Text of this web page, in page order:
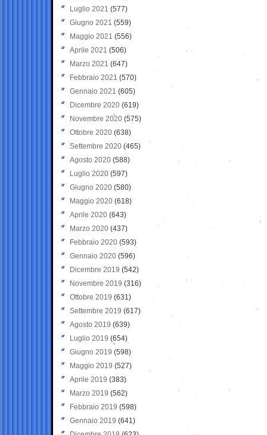
Luglio 2021 (577)
Giugno 2021(559)
Maggio 2021 (556)
Aprile 2021 (506)
Marzo 2021 (647)
Febbraio 2021 (570)
Gennaio 2021 (605)
Dicembre 2020 (619)
Novembre 2020 (575)
Ottobre 2020 (638)
Settembre 2020(465)
Agosto 2020 (588)
Luglio 2020 (597)
Giugno 2020 (580)
Maggio 2020 (618)
Aprile 2020 (643)
Marzo 2020 (437)
Febbraio 2020 (593)
Gennaio 2020 (596)
Dicembre 2019 (542)
Novembre 2019 (316)
Ottobre 2019 (631)
Settembre 2019 (617)
Agosto 2019 (639)
Luglio 2019 (654)
Giugno 2019 (598)
Maggio 2019 (527)
Aprile 2019 (383)
Marzo 2019 (562)
Febbraio 2019 (598)
Gennaio 2019 (641)